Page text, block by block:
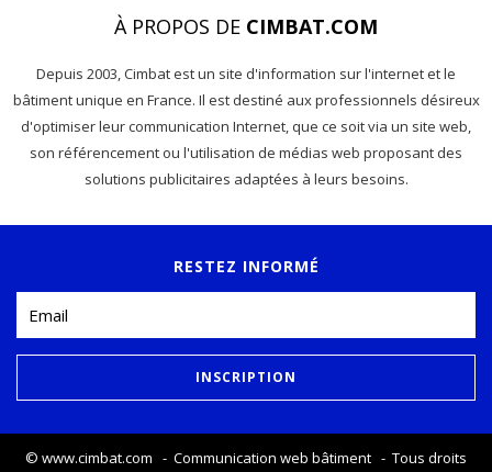
À PROPOS DE CIMBAT.COM
Depuis 2003, Cimbat est un site d'information sur l'internet et le
bâtiment unique en France. Il est destiné aux professionnels désireux
d'optimiser leur communication Internet, que ce soit via un site web,
son référencement ou l'utilisation de médias web proposant des
solutions publicitaires adaptées à leurs besoins.
RESTEZ INFORMÉ
© www.cimbat.com - Communication web bâtiment - Tous droits